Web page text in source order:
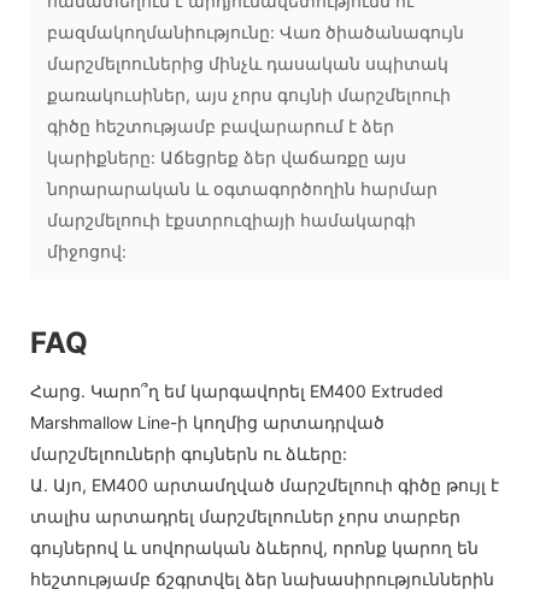
բազմակողմանիությունը: Վառ ծիածանագույն
մարշմելոուներից մինչև դասական սպիտակ
քառակուսիներ, այս չորս գույնի մարշմելոուի
գիծը հեշտությամբ բավարարում է ձեր
կարիքները: Աճեցրեք ձեր վաճառքը այս
նորարարական և օգտագործողին հարմար
մարշմելոուի էքստրուզիայի համակարգի
միջոցով:
FAQ
Հարց. Կարո՞ղ եմ կարգավորել EM400 Extruded
Marshmallow Line-ի կողմից արտադրված
մարշմելոուների գույներն ու ձևերը:
Ա. Այո, EM400 արտամղված մարշմելոուի գիծը թույլ է
տալիս արտադրել մարշմելոուներ չորս տարբեր
գույներով և սովորական ձևերով, որոնք կարող են
հեշտությամբ ճշգրտվել ձեր նախասիրություններին